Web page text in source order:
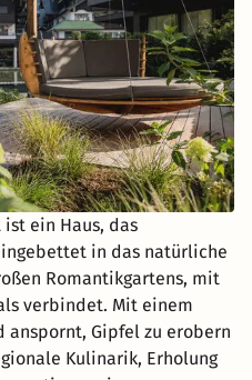
ein Haus, das
in das natürliche
Romantikgartens, mit
verbindet. Mit einem
anspornt, Gipfel zu erobern
Kulinarik, Erholung